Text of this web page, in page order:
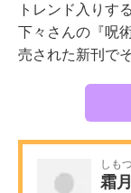
トレンド入りす
下々さんの『呪
売された新刊で
しも
霜